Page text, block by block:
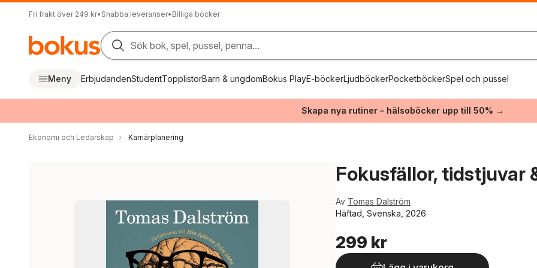
Fri frakt över 249 kr• Snabba leveranser• Billiga böcker
Sök bok, spel, pussel, penna...
Meny ErbjudandenStudentTopplistorBarn & ungdomBokus PlayE-böckerLjudböckerPocketböckerSpel och pussel
Skapa nya rutiner – hälsoböcker upp till 50% →
Ekonomi och Ledarskap Karriärplanering
Fokusfällor, tidstjuvar
Av Tomas Dalström
Häftad, Svenska, 2026
299 kr